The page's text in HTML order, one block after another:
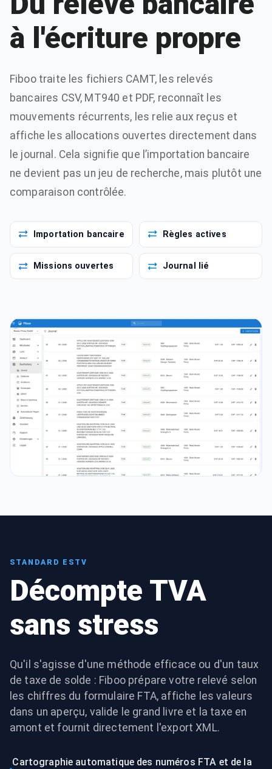
à l'écriture propre
Fiboo traite les fichiers CAMT, les relevés
bancaires CSV, MT940 et PDF, reconnaît les
mouvements récurrents, les relie aux reçus et
affiche les allocations ouvertes directement dans
le journal. Cela signifie que l’importation bancaire
ne devient pas un jeu de recherche, mais plutôt une
comparaison contrôlée.
Importation bancaire Règles actives
Missions ouvertes Journal lié
STANDARD ESTV
Décompte TVA
sans stress
Qu'il s'agisse d'une méthode efficace ou d'un taux
de taxe de solde : Fiboo prépare votre relevé selon
les chiffres du formulaire FTA, affiche les valeurs
dans un aperçu, valide le grand livre et la taxe en
amont et fournit directement l'export XML.
Cartographie automatique des numéros FTA et de la